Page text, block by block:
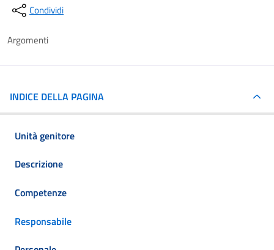
Condividi
Argomenti
INDICE DELLA PAGINA
Unità genitore
Descrizione
Competenze
Responsabile